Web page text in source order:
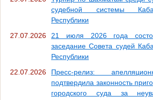
судебной системы
Республики
27.07.2026
21 июля 2026 года
заседание Совета судей
Республики
22.07.2026
Пресс-релиз:
подтвердила законность
городского суда за